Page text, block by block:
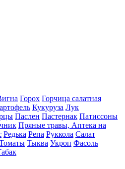
Горох Горчица салатная
Кукуруза Лук
Паслен Пастернак Патиссоны
Пряные травы, Аптека на
Редька Репа Руккола Салат
Тыква Укроп Фасоль